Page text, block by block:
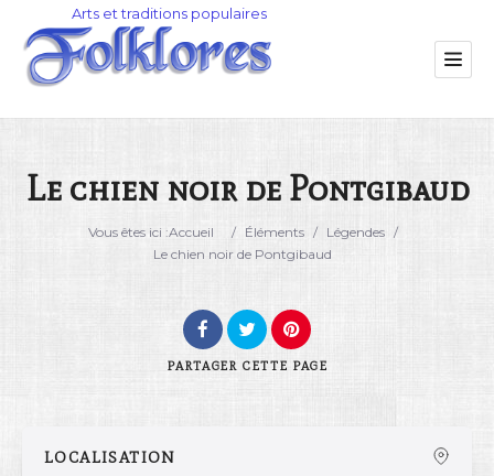
Catégorie
Le chien noir de Pontgibaud
Vous êtes ici :Accueil / Éléments / Légendes /
Le chien noir de Pontgibaud
PARTAGER CETTE PAGE
LOCALISATION